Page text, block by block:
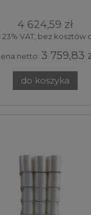
4 624,59 zł
23% VAT, bez kosztów
netto: 3 759,83
do koszyka